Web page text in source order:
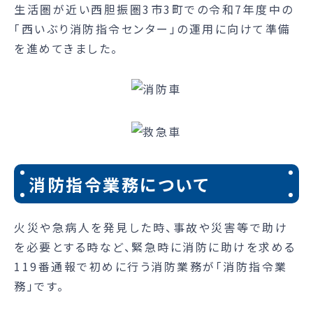
生活圏が近い西胆振圏3市3町での令和7年度中の
「西いぶり消防指令センター」の運用に向けて準備
を進めてきました。
消防指令業務について
火災や急病人を発見した時、事故や災害等で助け
を必要とする時など、緊急時に消防に助けを求める
119番通報で初めに行う消防業務が「消防指令業
務」です。